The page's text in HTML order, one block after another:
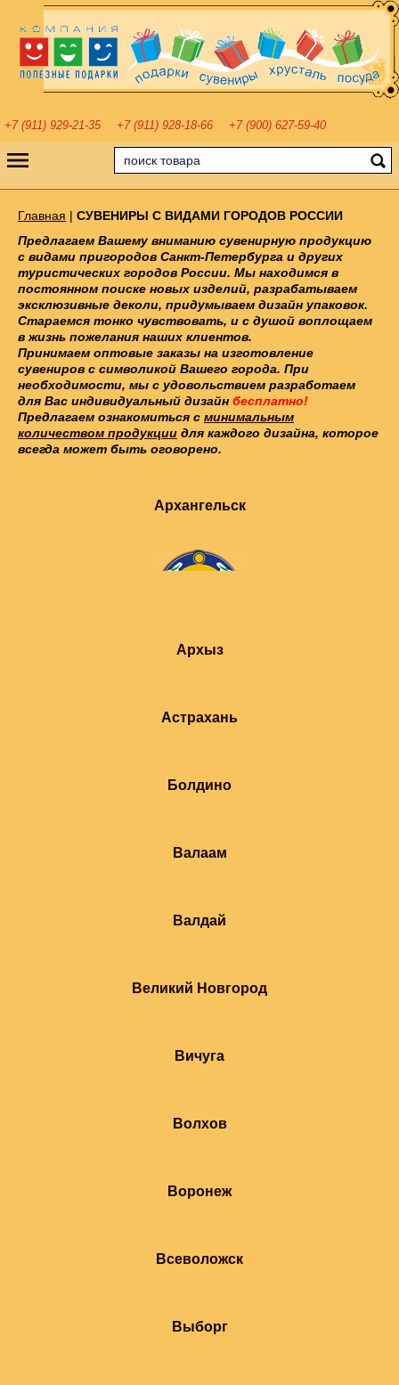
+7 (911) 929-21-35 +7 (911) 928-18-66 +7 (900) 627-59-40
Главная | СУВЕНИРЫ С ВИДАМИ ГОРОДОВ РОССИИ
Предлагаем Вашему вниманию сувенирную продукцию
с видами пригородов Санкт-Петербурга и других
туристических городов России. Мы находимся в
постоянном поиске новых изделий, разрабатываем
эксклюзивные деколи, придумываем дизайн упаковок.
Стараемся тонко чувствовать, и с душой воплощаем
в жизнь пожелания наших клиентов.
Принимаем оптовые заказы на изготовление
сувениров с символикой Вашего города. При
необходимости, мы с удовольствием разработаем
для Вас индивидуальный дизайн бесплатно!
Предлагаем ознакомиться с минимальным
количеством продукции для каждого дизайна, которое
всегда может быть оговорено.
Архангельск
Архыз
Астрахань
Болдино
Валаам
Валдай
Великий Новгород
Вичуга
Волхов
Воронеж
Всеволожск
Выборг